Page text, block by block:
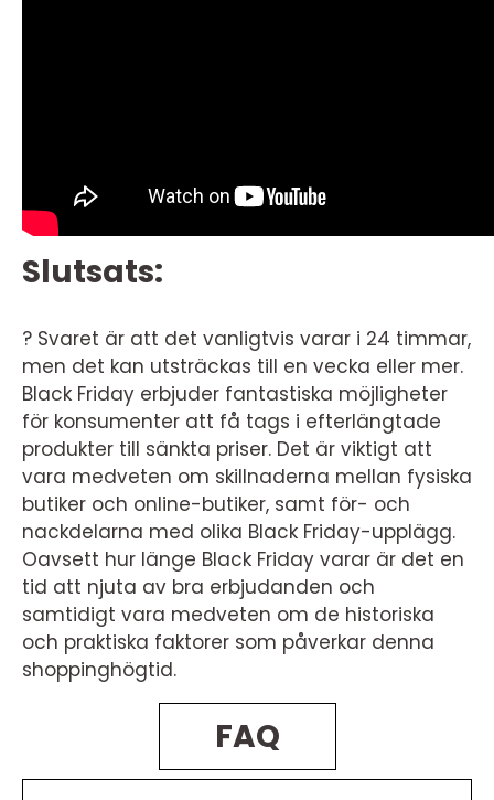
Slutsats:
? Svaret är att det vanligtvis varar i 24 timmar,
men det kan utsträckas till en vecka eller mer.
Black Friday erbjuder fantastiska möjligheter
för konsumenter att få tags i efterlängtade
produkter till sänkta priser. Det är viktigt att
vara medveten om skillnaderna mellan fysiska
butiker och online-butiker, samt för- och
nackdelarna med olika Black Friday-upplägg.
Oavsett hur länge Black Friday varar är det en
tid att njuta av bra erbjudanden och
samtidigt vara medveten om de historiska
och praktiska faktorer som påverkar denna
shoppinghögtid.
FAQ